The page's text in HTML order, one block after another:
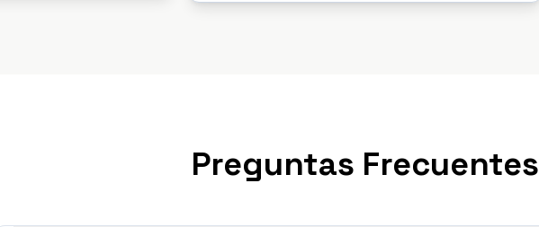
Preguntas Frecuentes